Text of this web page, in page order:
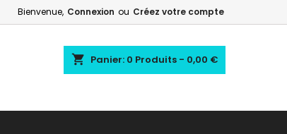
Bienvenue, Connexion ou Créez votre compte
shopping_cart Panier: 0 Produits - 0,00 €